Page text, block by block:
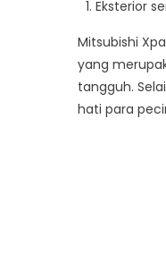
Eksterior
Mitsubishi
yang
tangguh.
hati para